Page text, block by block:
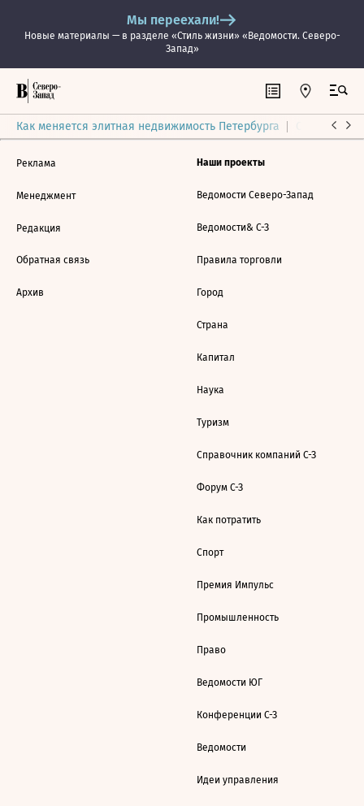
Мы переехали!
Новые материалы — в разделе «Стиль жизни» «Ведомости. Северо-
Запад»
Как меняется элитная недвижимость Петербурга Ситуация
Реклама
Менеджмент
Редакция
Обратная связь
Архив
Наши проекты
Ведомости Северо-Запад
Ведомости& С-З
Правила торговли
Город
Страна
Капитал
Наука
Туризм
Справочник компаний С-З
Форум С-З
Как потратить
Спорт
Премия Импульс
Промышленность
Право
Ведомости ЮГ
Конференции С-З
Ведомости
Идеи управления